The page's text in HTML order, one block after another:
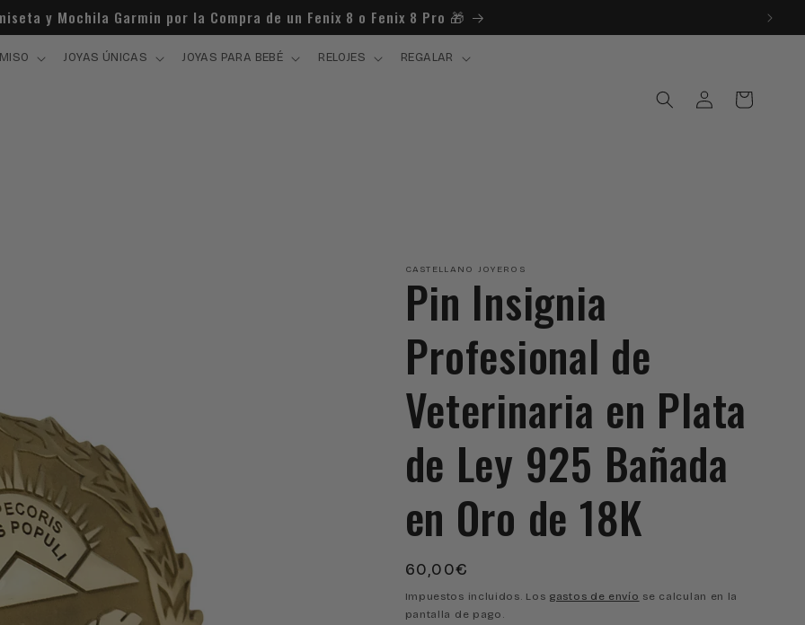
y Mochila Garmin por la Compra de un Fenix 8 o Fenix 8 Pro 🎁​
JOYAS ÚNICAS JOYAS PARA BEBÉ RELOJES REGALAR
Iniciar
sesión
Carrito
CASTELLANO JOYEROS
Pin Insignia
Profesional de
Veterinaria en Plata
de Ley 925 Bañada
en Oro de 18K
Precio
habitual
60,00€
Impuestos incluidos. Los gastos de envío se calculan en la
pantalla de pago.